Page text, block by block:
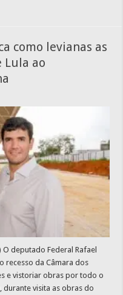
como levianas as
Lula ao
O deputado Federal Rafael
recesso da Câmara dos
e vistoriar obras por todo o
durante visita as obras do